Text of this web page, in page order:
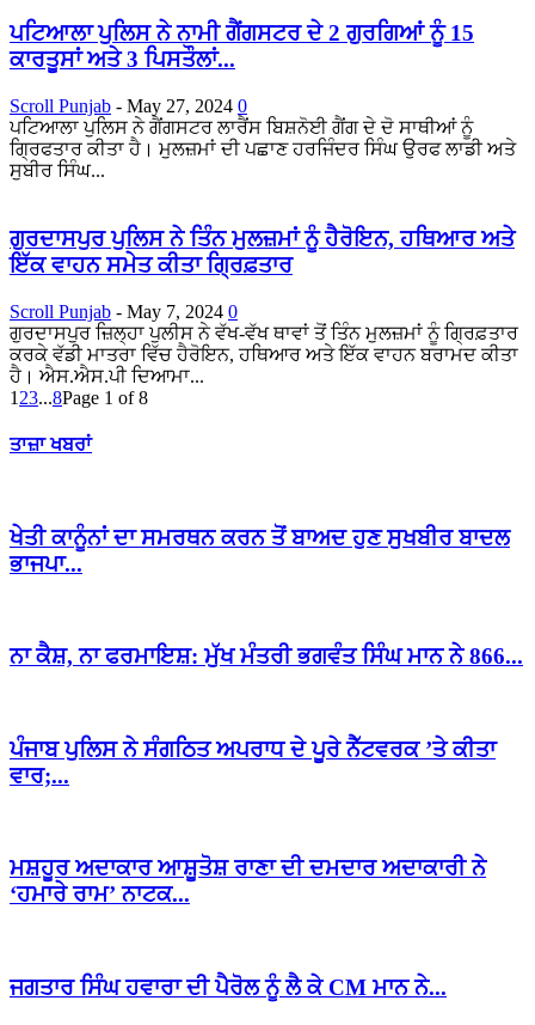
ਪਟਿਆਲਾ ਪੁਲਿਸ ਨੇ ਨਾਮੀ ਗੈਂਗਸਟਰ ਦੇ 2 ਗੁਰਗਿਆਂ ਨੂੰ 15
ਕਾਰਤੂਸਾਂ ਅਤੇ 3 ਪਿਸਤੌਲਾਂ...
Scroll Punjab - May 27, 2024 0
ਪਟਿਆਲਾ ਪੁਲਿਸ ਨੇ ਗੈਂਗਸਟਰ ਲਾਰੈਂਸ ਬਿਸ਼ਨੋਈ ਗੈਂਗ ਦੇ ਦੋ ਸਾਥੀਆਂ ਨੂੰ
ਗ੍ਰਿਫਤਾਰ ਕੀਤਾ ਹੈ। ਮੁਲਜ਼ਮਾਂ ਦੀ ਪਛਾਣ ਹਰਜਿੰਦਰ ਸਿੰਘ ਉਰਫ ਲਾਡੀ ਅਤੇ
ਸੁਬੀਰ ਸਿੰਘ...
ਗੁਰਦਾਸਪੁਰ ਪੁਲਿਸ ਨੇ ਤਿੰਨ ਮੁਲਜ਼ਮਾਂ ਨੂੰ ਹੈਰੋਇਨ, ਹਥਿਆਰ ਅਤੇ
ਇੱਕ ਵਾਹਨ ਸਮੇਤ ਕੀਤਾ ਗ੍ਰਿਫ਼ਤਾਰ
Scroll Punjab - May 7, 2024 0
ਗੁਰਦਾਸਪੁਰ ਜ਼ਿਲ੍ਹਾ ਪੁਲੀਸ ਨੇ ਵੱਖ-ਵੱਖ ਥਾਵਾਂ ਤੋਂ ਤਿੰਨ ਮੁਲਜ਼ਮਾਂ ਨੂੰ ਗ੍ਰਿਫ਼ਤਾਰ
ਕਰਕੇ ਵੱਡੀ ਮਾਤਰਾ ਵਿੱਚ ਹੈਰੋਇਨ, ਹਥਿਆਰ ਅਤੇ ਇੱਕ ਵਾਹਨ ਬਰਾਮਦ ਕੀਤਾ
ਹੈ। ਐਸ.ਐਸ.ਪੀ ਦਿਆਮਾ...
1 23...8Page 1 of 8
ਤਾਜ਼ਾ ਖਬਰਾਂ
ਖੇਤੀ ਕਾਨੂੰਨਾਂ ਦਾ ਸਮਰਥਨ ਕਰਨ ਤੋਂ ਬਾਅਦ ਹੁਣ ਸੁਖਬੀਰ ਬਾਦਲ
ਭਾਜਪਾ...
ਨਾ ਕੈਸ਼, ਨਾ ਫਰਮਾਇਸ਼: ਮੁੱਖ ਮੰਤਰੀ ਭਗਵੰਤ ਸਿੰਘ ਮਾਨ ਨੇ 866...
ਪੰਜਾਬ ਪੁਲਿਸ ਨੇ ਸੰਗਠਿਤ ਅਪਰਾਧ ਦੇ ਪੂਰੇ ਨੈੱਟਵਰਕ ’ਤੇ ਕੀਤਾ
ਵਾਰ;...
ਮਸ਼ਹੂਰ ਅਦਾਕਾਰ ਆਸ਼ੂਤੋਸ਼ ਰਾਣਾ ਦੀ ਦਮਦਾਰ ਅਦਾਕਾਰੀ ਨੇ
‘ਹਮਾਰੇ ਰਾਮ’ ਨਾਟਕ...
ਜਗਤਾਰ ਸਿੰਘ ਹਵਾਰਾ ਦੀ ਪੈਰੋਲ ਨੂੰ ਲੈ ਕੇ CM ਮਾਨ ਨੇ...